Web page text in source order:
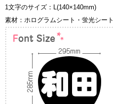
1文字のサイズ：L(140×140mm)
素材：ホログラムシート・蛍光シート